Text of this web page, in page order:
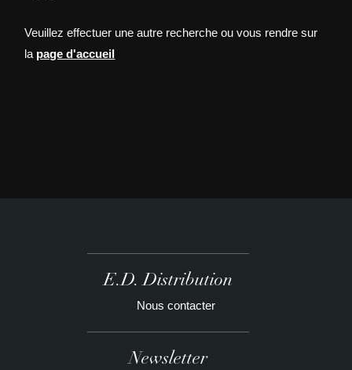
Veuillez effectuer une autre recherche ou vous rendre sur
la page d'accueil
E.D. Distribution
Nous contacter
Newsletter